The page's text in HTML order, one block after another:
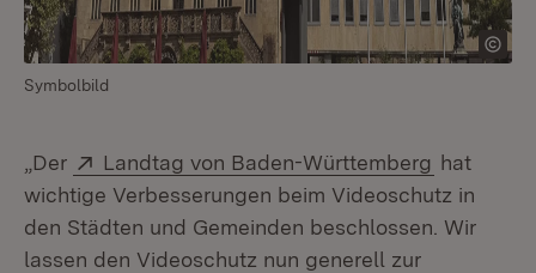
Symbolbild
„Der Extern:
Landtag von Baden-Württemberg (Öffnet in
hat
wichtige Verbesserungen beim Videoschutz in
den Städten und Gemeinden beschlossen. Wir
lassen den Videoschutz nun generell zur